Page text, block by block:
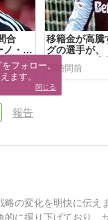
合
ノ・ギ
？
移籍金が高騰
グの選手が、
ーケットで人
25時間前
報告
の変化を明快に伝
に掘り下げており、
フォロー。
ます。
閉じる